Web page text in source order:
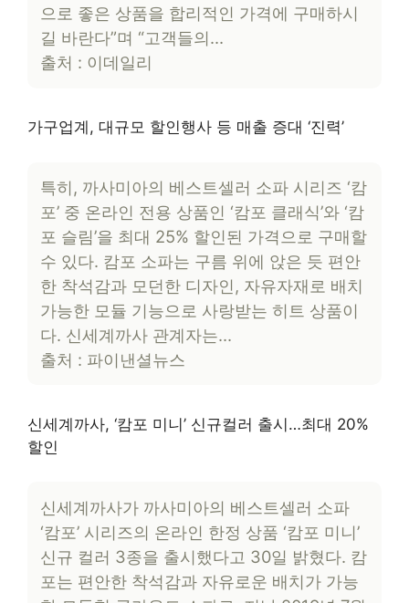
으로 좋은 상품을 합리적인 가격에 구매하시
길 바란다”며 “고객들의…
출처 : 이데일리
가구업계, 대규모 할인행사 등 매출 증대 ‘진력’
특히, 까사미아의 베스트셀러 소파 시리즈 ‘캄
포’ 중 온라인 전용 상품인 ‘캄포 클래식’와 ‘캄
포 슬림’을 최대 25% 할인된 가격으로 구매할
수 있다. 캄포 소파는 구름 위에 앉은 듯 편안
한 착석감과 모던한 디자인, 자유자재로 배치
가능한 모듈 기능으로 사랑받는 히트 상품이
다. 신세계까사 관계자는…
출처 : 파이낸셜뉴스
신세계까사, ‘캄포 미니’ 신규컬러 출시…최대 20%
할인
신세계까사가 까사미아의 베스트셀러 소파
‘캄포’ 시리즈의 온라인 한정 상품 ‘캄포 미니’
신규 컬러 3종을 출시했다고 30일 밝혔다. 캄
포는 편안한 착석감과 자유로운 배치가 가능